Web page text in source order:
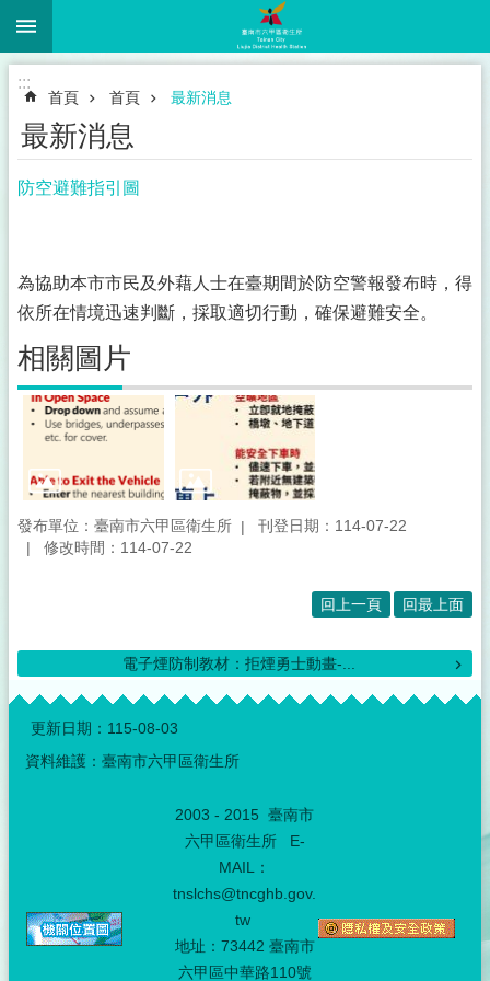
跳到主要內容區塊
:::
首頁 首頁 最新消息
最新消息
防空避難指引圖
為協助本市市民及外藉人士在臺期間於防空警報發布時，得
依所在情境迅速判斷，採取適切行動，確保避難安全。
相關圖片
發布單位：臺南市六甲區衛生所
刊登日期：114-07-22
修改時間：114-07-22
回上一頁 回最上面
電子煙防制教材：拒煙勇士動畫-...
:::
更新日期： 115-08-03
資料維護：臺南市六甲區衛生所
2003 - 2015 臺南市
六甲區衛生所 E-
MAIL：
tnslchs@tncghb.gov.
tw
地址：73442 臺南市
六甲區中華路110號